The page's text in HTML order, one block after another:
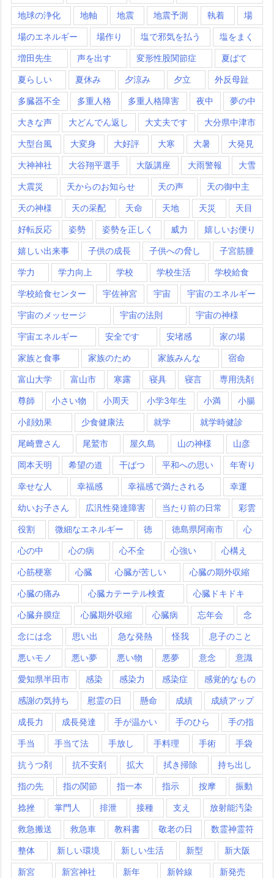
地球の浄化 地軸 地震 地震予測 執着 場
場のエネルギー 場作り 塩で邪気を払う 塩をまく
増田先生 声を出す 変形性股関節症 夏ばて
夏らしい 夏休み 夕涼み 夕立 外反母趾
多臓器不全 多重人格 多重人格障害 夜中 夢の中
大きな声 大どんでん返し 大丈夫です 大分県中津市
大型台風 大変身 大好評 大寒 大暑 大発見
大神神社 大谷翔平選手 大阪講座 大雨警報 大雪
大震災 天からのお知らせ 天の声 天の御中主
天の神様 天の采配 天命 天地 天災 天目
好転反応 姿勢 姿勢を正しく 威力 嬉しいお便り
嬉しい出来事 子供の成長 子供への脅し 子宮筋腫
学力 学力向上 学校 学校生活 学校給食
学校給食センター 宇佐神宮 宇宙 宇宙のエネルギー
宇宙のメッセージ 宇宙の法則 宇宙の神様
宇宙エネルギー 安全です 安堵感 家の場
家族と食事 家族のため 家族みんな 宿命
富山大学 富山市 寒露 寝具 寝言 専用洗剤
尊師 小さい物 小周天 小学3年生 小満 小腸
小顔効果 少食健康法 就学 就学時健診
尾崎豊さん 尾鷲市 屋久島 山の神様 山彦
岡本天明 希望の道 干ばつ 平和への思い 年寄り
幸せな人 幸福感 幸福感で満たされる 幸運
幼いお子さん 広汎性発達障害 当たり前の日常 彩雲
役割 微細なエネルギー 徳 徳島県阿南市 心
心の中 心の病 心不全 心強い 心構え
心筋梗塞 心臓 心臓が苦しい 心臓の期外収縮
心臓の痛み 心臓カテーテル検査 心臓ドキドキ
心臓弁膜症 心臓期外収縮 心臓病 忘年会 念
念には念 思い出 急な発熱 怪我 息子のこと
悪いモノ 悪い夢 悪い物 悪夢 意念 意識
愛知県半田市 感染 感染力 感染症 感覚的なもの
感謝の気持ち 慰霊の日 懸命 成績 成績アップ
成長力 成長発達 手が温かい 手のひら 手の指
手当 手当て法 手放し 手料理 手術 手袋
抗うつ剤 抗不安剤 拡大 拭き掃除 持ち出し
指の先 指の関節 指一本 指示 按摩 振動
捻挫 掌門人 排泄 接種 支え 放射能汚染
救急搬送 救急車 教科書 敬老の日 数霊神霊符
整体 新しい環境 新しい生活 新型 新大阪
新宮 新宮神社 新年 新幹線 新発売